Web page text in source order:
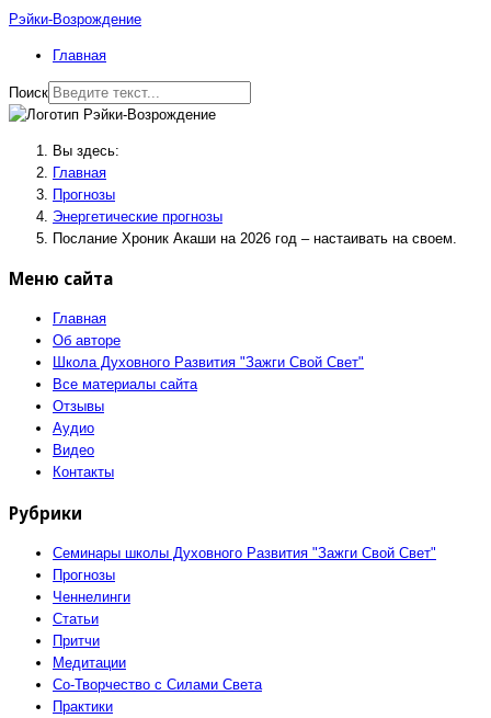
Рэйки-Возрождение
Главная
Поиск
Вы здесь:
Главная
Прогнозы
Энергетические прогнозы
Послание Хроник Акаши на 2026 год – настаивать на своем.
Меню сайта
Главная
Об авторе
Школа Духовного Развития "Зажги Свой Свет"
Все материалы сайта
Отзывы
Аудио
Видео
Контакты
Рубрики
Семинары школы Духовного Развития "Зажги Свой Свет"
Прогнозы
Ченнелинги
Статьи
Притчи
Медитации
Со-Творчество с Силами Света
Практики